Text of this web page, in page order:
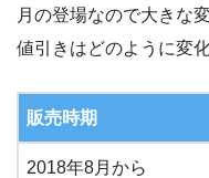
月の登場なので大きな
値引きはどのように変
販売時期
2018年8月から